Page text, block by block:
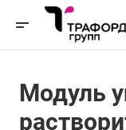
Модуль